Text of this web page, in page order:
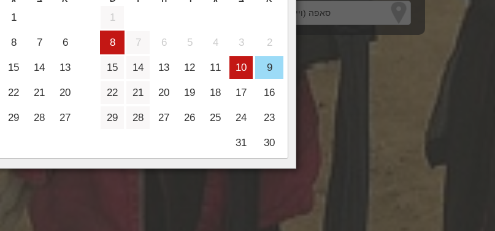
1
2
3
4
5
6
7
8
9
10
11
12
13
14
15
16
17
18
19
20
21
22
23
24
25
26
27
28
29
30
31
1
6
7
8
13
14
15
20
21
22
27
28
29